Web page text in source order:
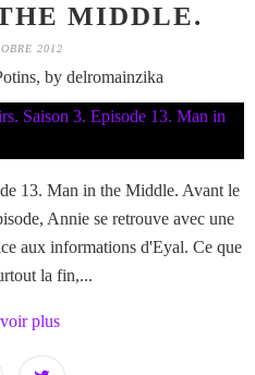
MIDDLE.
2012
by delromainzika
13. Man in the Middle. Avant le
Annie se retrouve avec une
aux informations d'Eyal. Ce que
la fin,...
plus